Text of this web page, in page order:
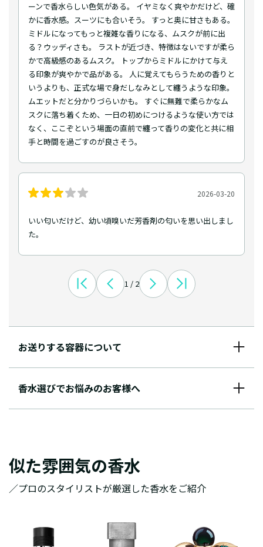
ーンで香水らしい色気がある。 イヤミなく爽やかだけど、確
かに香水感。スーツにも合いそう。 すっと奥に甘さもある。
ミドルになってもっと複雑な香りになる、ムスクが前に出
る？ウッディさも。 ラストが近づき、特徴はないですが柔ら
かで高級感のあるムスク。 トップからミドルにかけて与え
る印象が爽やかで品がある。 人に覚えてもらうための香りと
いうよりも、正式な場で身だしなみとして纏うような印象。
ムエットだと分かりづらいかも。 すぐに無難で柔らかなム
スクに落ち着くため、一日の初めにつけるような使い方では
なく、ここぞという場面の直前で纏って香りの変化と共に相
手と時間を過ごすのが良さそう。
2026-03-20
いい匂いだけど、幼い頃嗅いだ芳香剤の匂いを思い出しまし
た。
1 / 2
お送りする容器について
香水選びでお悩みのお客様へ
似た雰囲気の香水
／プロのスタイリストが厳選した香水をご紹介